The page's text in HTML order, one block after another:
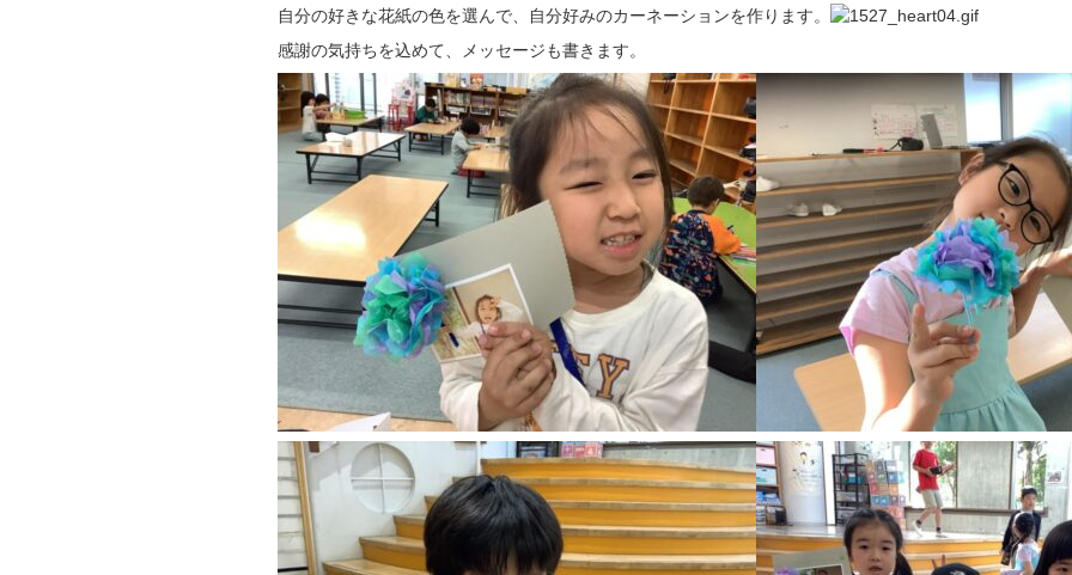
自分の好きな花紙の色を選んで、自分好みのカーネーションを作ります。
感謝の気持ちを込めて、メッセージも書きます。